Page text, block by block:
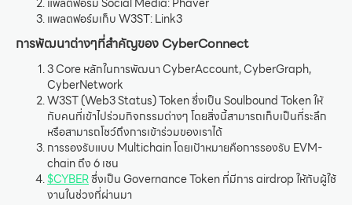
แพลตฟอร์มเก็บ W3ST: Link3
การพัฒนาต่างๆที่สำคัญของ CyberConnect
3 Core หลักในการพัฒนา CyberAccount, CyberGraph,
CyberNetwork
W3ST (Web3 Status) Token ซึ่งเป็น Soulbound Token ให้
กับคนที่เข้าไปร่วมกิจกรรมต่างๆ โดยสิ่งนี้สามารถเก็บเป็นที่ระลึก
หรือสามารถโชว์ถึงการเข้าร่วมของเราได้
การรองรับแบบ Multichain โดยเป้าหมายคือการรองรับ EVM-
chain ถึง 6 เชน
$CYBERซึ่งเป็น Governance Token ที่มีการ airdrop ให้กับผู้ใช้
งานในช่วงที่ผ่านมา